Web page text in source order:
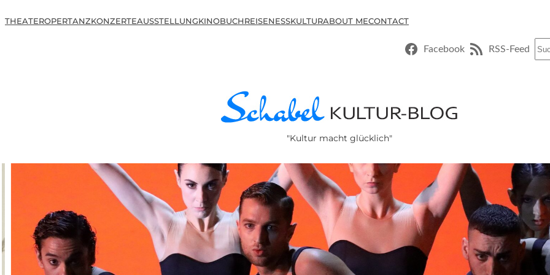
THEATEROPERTANZKONZERTEAUSSTELLUNGKINOBUCHREISENESSKULTURABOUT MECONTACT
Facebook RSS-Feed
"Kultur macht glücklich"